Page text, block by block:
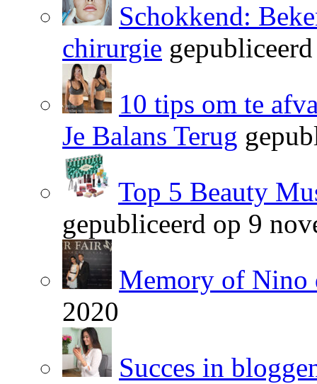
Schokkend:
chirurgie
10 tips om te
Je Balans Terug
Top 5 Beauty
gepubliceerd op 9
Memory of Nino
2020
Succes in